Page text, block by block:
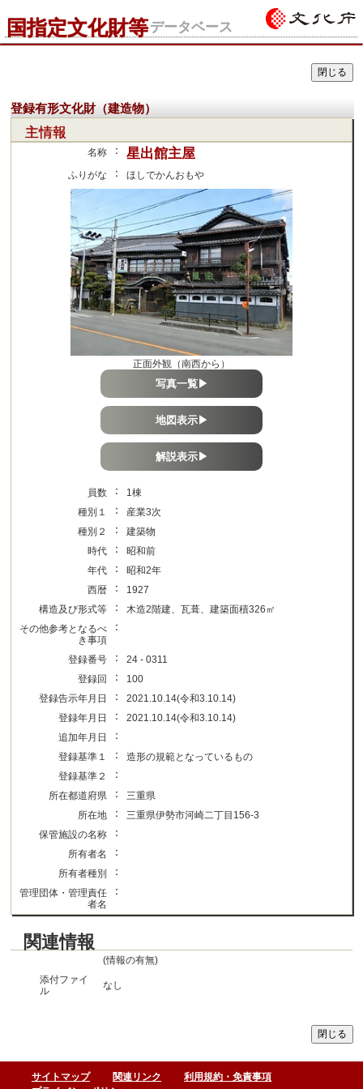
国指定文化財等データベース
登録有形文化財（建造物）
主情報
名称 ： 星出館主屋
ふりがな ： ほしでかんおもや
正面外観（南西から）
写真一覧▶
地図表示▶
解説表示▶
員数 ：
1棟
種別１
：
産業3次
種別２
：
建築物
時代
：
昭和前
年代
：
昭和2年
西暦
：
1927
構造及び形式等
：
木造2階建、瓦葺、建築面積326㎡
その他参考となるべ
き事項
：
登録番号 ：
24 - 0311
登録回
：
100
登録告示年月日
：
2021.10.14(令和3.10.14)
登録年月日
：
2021.10.14(令和3.10.14)
追加年月日
：
登録基準１ ：
造形の規範となっているもの
登録基準２
：
所在都道府県 ：
三重県
所在地
：
三重県伊勢市河崎二丁目156-3
保管施設の名称
：
所有者名 ：
所有者種別 ：
管理団体・管理責任
者名
：
関連情報
(情報の有無)
添付ファイ
ル
なし
サイトマップ 関連リンク
利用規約・免責事項